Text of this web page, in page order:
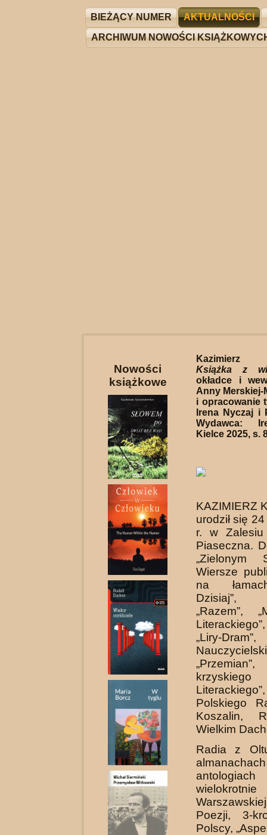
BIEŻĄCY NUMER AKTUALNOŚCI
ARCHIWUM NOWOŚCI
Nowości
książkowe
Kazimierz
Książka z
okładce i
Anny Merskiej-
i opracowanie
Irena Nyczaj i
Wydawca:
Kielce 2025, s.
KAZIMIERZ
urodził się
r. w
Piasecz­na.
„Zielonym
Wiersze
na
Dzisiaj”,
„Razem”,
„Liry-
krzyskiego
Polskiego
Kosza­lin,
Wielkim
Radia z
wielokrotnie
Poezji, 3-
Polscy,